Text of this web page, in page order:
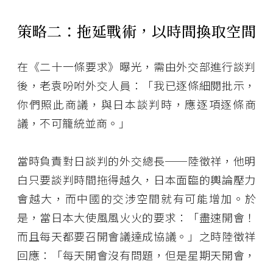
策略二：拖延戰術，以時間換取空間
在《二十一條要求》曝光，需由外交部進行談判
後，老袁吩咐外交人員：「我已逐條細閱批示，
你們照此商議，與日本談判時，應逐項逐條商
議，不可籠統並商。」
當時負責對日談判的外交總長──陸徵祥，他明
白只要談判時間拖得越久，日本面臨的輿論壓力
會越大，而中國的交涉空間就有可能增加。於
是，當日本大使風風火火的要求：「盡速開會！
而且每天都要召開會議達成協議。」之時陸徵祥
回應：「每天開會沒有問題，但是星期天開會，